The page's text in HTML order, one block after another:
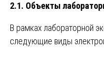
2.1. Объекты
В рамках лабораторной
следующие виды